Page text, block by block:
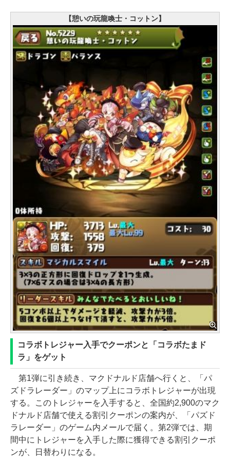
【憩いの玩龍喚士・コットン】
コラボトレジャー入手でクーポンと「コラボたまド
ラ」をゲット
第1弾に引き続き、マクドナルド店舗へ行くと、「パ
ズドラレーダー」のマップ上にコラボトレジャーが出現
する。このトレジャーを入手すると、全国約2,900のマク
ドナルド店舗で使える割引クーポンの案内が、「パズド
ラレーダー」のゲーム内メールで届く。第2弾では、期
間中にトレジャーを入手した際に獲得できる割引クーポ
ンが、日替わりになる。